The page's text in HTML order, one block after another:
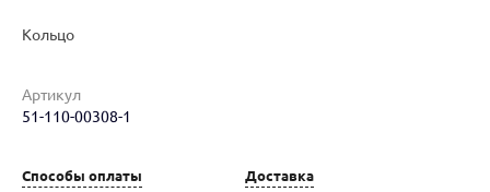
Кольцо (29810147)
Кольцо
Артикул
51-110-00308-1
Способы оплаты Доставка